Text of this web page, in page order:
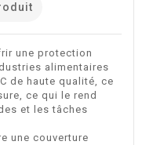
une protection
alimentaires
de haute qualité, ce
ce qui le rend
et les tâches
une couverture